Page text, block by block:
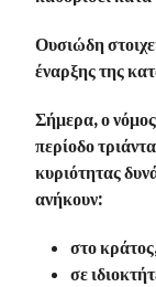
Ουσιώδη
έναρξης της
Σήμερα, ο
περίοδο
κυριότητας
ανήκουν:
στο
σε